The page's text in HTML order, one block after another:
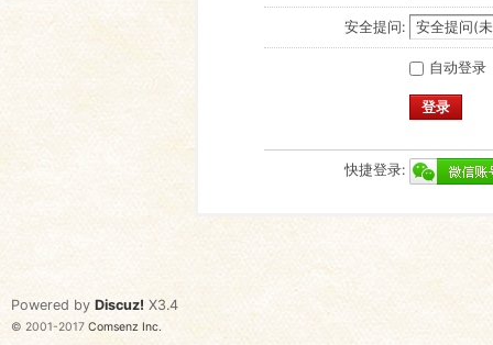
安全提问:
自动登录
登录
快捷登录:
Powered by Discuz! X3.4
© 2001-2017 Comsenz Inc.